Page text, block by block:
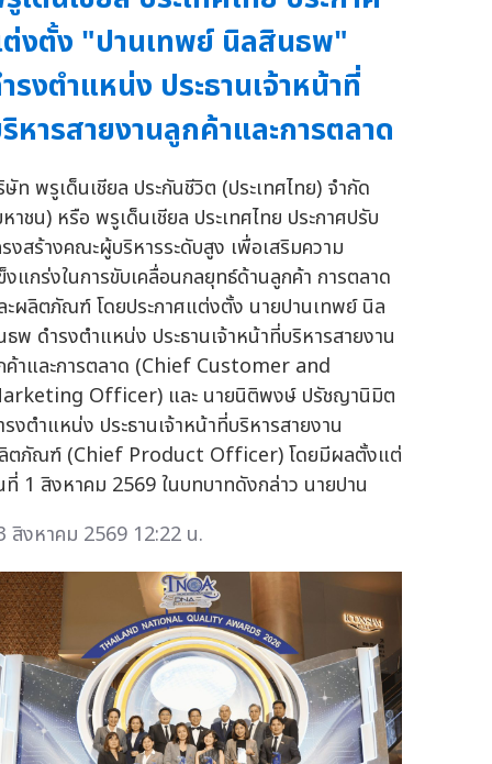
งตั้ง "ปานเทพย์ นิลสินธพ"
รงตำแหน่ง ประธานเจ้าหน้าที่
หารสายงานลูกค้าและการตลาด
ษัท พรูเด็นเชียล ประกันชีวิต (ประเทศไทย) จำกัด
าชน) หรือ พรูเด็นเชียล ประเทศไทย ประกาศปรับ
รงสร้างคณะผู้บริหารระดับสูง เพื่อเสริมความ
งแกร่งในการขับเคลื่อนกลยุทธ์ด้านลูกค้า การตลาด
ะผลิตภัณฑ์ โดยประกาศแต่งตั้ง นายปานเทพย์ นิล
ธพ ดำรงตำแหน่ง ประธานเจ้าหน้าที่บริหารสายงาน
ค้าและการตลาด (Chief Customer and
Officer) และ นายนิติพงษ์ ปรัชญานิมิต
รงตำแหน่ง ประธานเจ้าหน้าที่บริหารสายงาน
ตภัณฑ์ (Chief Product Officer) โดยมีผลตั้งแต่
ที่ 1 สิงหาคม 2569 ในบทบาทดังกล่าว นายปาน
สิงหาคม 2569 12:22 น.